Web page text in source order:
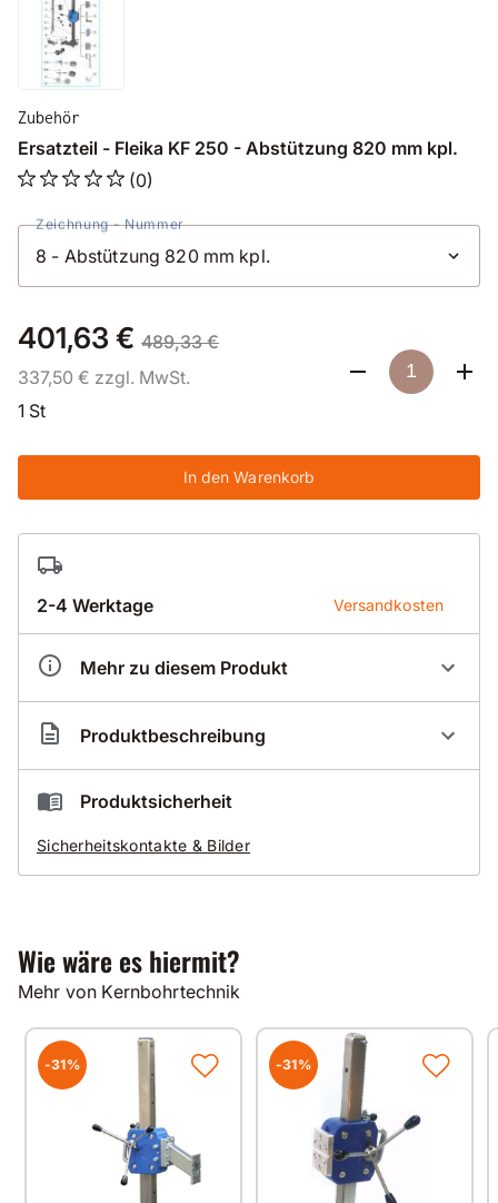
Zubehör
Ersatzteil - Fleika KF 250 - Abstützung 820 mm kpl.
(0)
Zeichnung - Nummer
401,63 € 489,33 €
337,50 € zzgl. MwSt.
1 St
In den Warenkorb
2-4 Werktage Versandkosten
Mehr zu diesem Produkt
Artikelnummer FL250008
Produktbeschreibung
8 - Ersatzteil - Abstützung 820 mm kpl
Produktsicherheit
Sicherheitskontakte & Bilder
Wie wäre es hiermit?
Mehr von Kernbohrtechnik
-31% -31%